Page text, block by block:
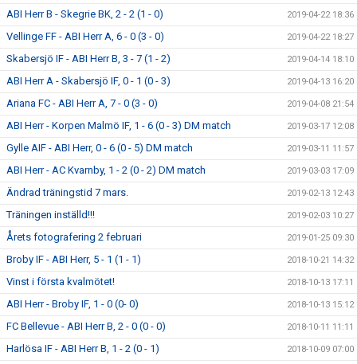
ABI Herr B - Skegrie BK, 2 - 2 (1 - 0) 2019-04-22 18:36
Vellinge FF - ABI Herr A, 6 - 0 (3 - 0) 2019-04-22 18:27
Skabersjö IF - ABI Herr B, 3 - 7 (1 - 2) 2019-04-14 18:10
ABI Herr A - Skabersjö IF, 0 - 1 (0 - 3) 2019-04-13 16:20
Ariana FC - ABI Herr A, 7 - 0 (3 - 0) 2019-04-08 21:54
ABI Herr - Korpen Malmö IF, 1 - 6 (0 - 3) DM match 2019-03-17 12:08
Gylle AIF - ABI Herr, 0 - 6 (0 - 5) DM match 2019-03-11 11:57
ABI Herr - AC Kvarnby, 1 - 2 (0 - 2) DM match 2019-03-03 17:09
Ändrad träningstid 7 mars. 2019-02-13 12:43
Träningen inställd!!! 2019-02-03 10:27
Årets fotografering 2 februari 2019-01-25 09:30
Broby IF - ABI Herr, 5 - 1 (1 - 1) 2018-10-21 14:32
Vinst i första kvalmötet! 2018-10-13 17:11
ABI Herr - Broby IF, 1 - 0 (0- 0) 2018-10-13 15:12
FC Bellevue - ABI Herr B, 2 - 0 (0 - 0) 2018-10-11 11:11
Harlösa IF - ABI Herr B, 1 - 2 (0 - 1) 2018-10-09 07:00